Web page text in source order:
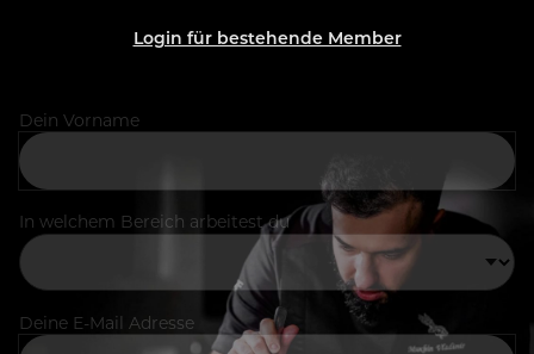
Login für bestehende Member
Dein Vorname
In welchem Bereich arbeitest du
Deine E-Mail Adresse